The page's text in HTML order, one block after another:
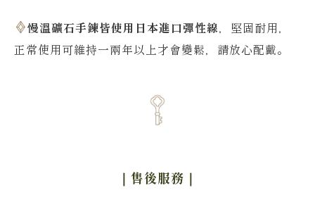
慢溫礦石手鍊皆使用日本進口彈性線，堅固耐用，
正常使用可維持一兩年以上才會變鬆，請放心配戴。
｜售後服務 ｜